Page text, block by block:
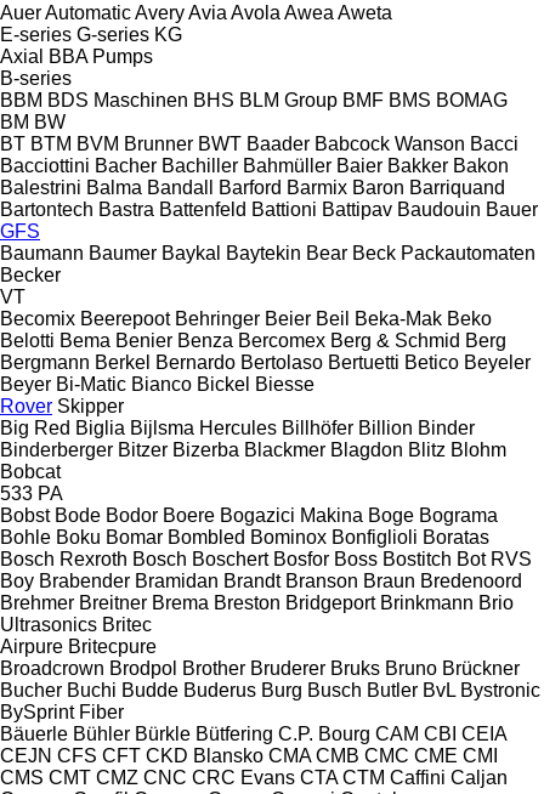
AuerAutomaticAveryAvia Avola Awea Aweta
E-series G-series KG
Axial
BBA Pumps
B-series
BBM BDS Maschinen BHS BLM Group BMF BMS BOMAG
BM BW
BT BTM BVM Brunner BWT Baader Babcock Wanson Bacci
Bacciottini Bacher Bachiller Bahmüller Baier Bakker Bakon
Balestrini Balma Bandall Barford Barmix Baron Barriquand
Bartontech Bastra Battenfeld Battioni Battipav Baudouin Bauer
GFS
Baumann Baumer Baykal Baytekin Bear Beck Packautomaten
Becker
VT
Becomix Beerepoot Behringer Beier Beil Beka-Mak Beko
Belotti Bema Benier Benza Bercomex Berg & Schmid Berg
Bergmann Berkel Bernardo Bertolaso Bertuetti Betico Beyeler
Beyer Bi-Matic Bianco Bickel Biesse
Rover Skipper
Big Red Biglia Bijlsma Hercules Billhöfer Billion Binder
Binderberger Bitzer Bizerba Blackmer Blagdon Blitz Blohm
Bobcat
533 PA
Bobst Bode Bodor Boere Bogazici Makina Boge Bograma
Bohle Boku Bomar Bombled Bominox Bonfiglioli Boratas
Bosch Rexroth Bosch Boschert Bosfor Boss Bostitch Bot RVS
Boy Brabender Bramidan Brandt Branson Braun Bredenoord
Brehmer Breitner Brema Breston Bridgeport Brinkmann Brio
Ultrasonics Britec
Airpure Britecpure
Broadcrown Brodpol Brother Bruderer Bruks Bruno Brückner
Bucher Buchi Budde Buderus Burg Busch Butler BvL Bystronic
BySprint Fiber
Bäuerle Bühler Bürkle Bütfering C.P. Bourg CAM CBI CEIA
CEJN CFS CFT CKD Blansko CMA CMB CMC CME CMI
CMS CMT CMZ CNC CRC Evans CTA CTM Caffini Caljan